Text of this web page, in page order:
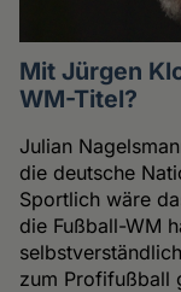
Mit Jürgen
WM-Titel?
Julian
die deutsche
Sportlich wäre
die Fußball-WM
zum Profifußball